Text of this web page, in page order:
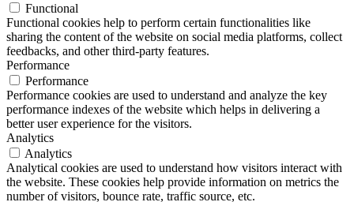
Functional
Functional cookies help to perform certain functionalities like
sharing the content of the website on social media platforms, collect
feedbacks, and other third-party features.
Performance
Performance
Performance cookies are used to understand and analyze the key
performance indexes of the website which helps in delivering a
better user experience for the visitors.
Analytics
Analytics
Analytical cookies are used to understand how visitors interact with
the website. These cookies help provide information on metrics the
number of visitors, bounce rate, traffic source, etc.